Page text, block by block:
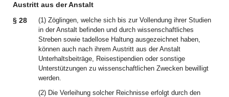
Austritt aus der Anstalt
§ 28
(1) Zöglingen, welche sich bis zur Vollendung ihrer Studien
in der Anstalt befinden und durch wissenschaftliches
Streben sowie tadellose Haltung ausgezeichnet haben,
können auch nach ihrem Austritt aus der Anstalt
Unterhaltsbeiträge, Reisestipendien oder sonstige
Unterstützungen zu wissenschaftlichen Zwecken bewilligt
werden.
(2) Die Verleihung solcher Reichnisse erfolgt durch den